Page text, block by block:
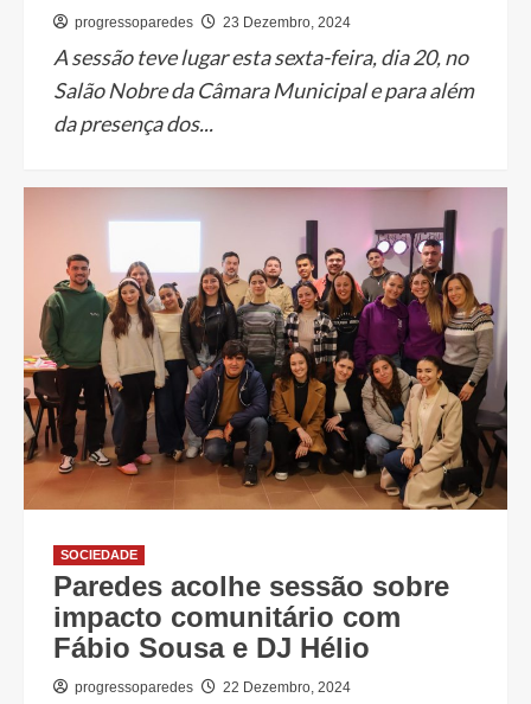
progressoparedes 23 Dezembro, 2024
A sessão teve lugar esta sexta-feira, dia 20, no
Salão Nobre da Câmara Municipal e para além
da presença dos...
SOCIEDADE
Paredes acolhe sessão sobre
impacto comunitário com
Fábio Sousa e DJ Hélio
progressoparedes 22 Dezembro, 2024